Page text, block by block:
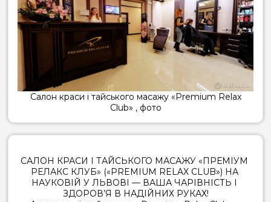
Салон краси і тайського масажу «Premium Relax
Club» , фото
САЛОН КРАСИ І ТАЙСЬКОГО МАСАЖУ «ПРЕМІУМ
РЕЛАКС КЛУБ» («PREMIUM RELAX CLUB») НА
НАУКОВІЙ У ЛЬВОВІ — ВАША ЧАРІВНІСТЬ І
ЗДОРОВ’Я В НАДІЙНИХ РУКАХ!